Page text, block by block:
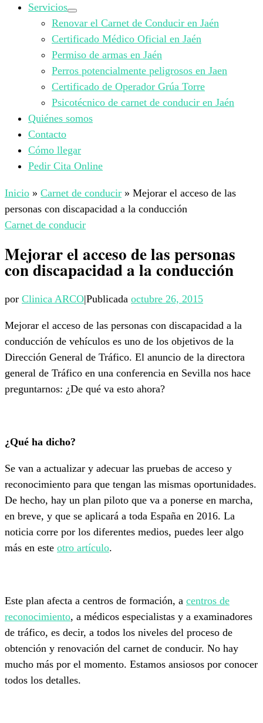
Servicios
Renovar el Carnet de Conducir en Jaén
Certificado Médico Oficial en Jaén
Permiso de armas en Jaén
Perros potencialmente peligrosos en Jaen
Certificado de Operador Grúa Torre
Psicotécnico de carnet de conducir en Jaén
Quiénes somos
Contacto
Cómo llegar
Pedir Cita Online
Inicio » Carnet de conducir » Mejorar el acceso de las
personas con discapacidad a la conducción
Carnet de conducir
Mejorar el acceso de las personas
con discapacidad a la conducción
por Clinica ARCO|Publicada octubre 26, 2015
Mejorar el acceso de las personas con discapacidad a la
conducción de vehículos es uno de los objetivos de la
Dirección General de Tráfico. El anuncio de la directora
general de Tráfico en una conferencia en Sevilla nos hace
preguntarnos: ¿De qué va esto ahora?
¿Qué ha dicho?
Se van a actualizar y adecuar las pruebas de acceso y
reconocimiento para que tengan las mismas oportunidades.
De hecho, hay un plan piloto que va a ponerse en marcha,
en breve, y que se aplicará a toda España en 2016. La
noticia corre por los diferentes medios, puedes leer algo
más en este otro artículo.
Este plan afecta a centros de formación, a centros de
reconocimiento, a médicos especialistas y a examinadores
de tráfico, es decir, a todos los niveles del proceso de
obtención y renovación del carnet de conducir. No hay
mucho más por el momento. Estamos ansiosos por conocer
todos los detalles.